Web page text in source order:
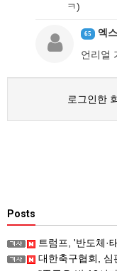
ㅋ)
65 엑스
언리얼
로그인한
Posts
트럼프, '반도체·태양광
대한축구협회, 심